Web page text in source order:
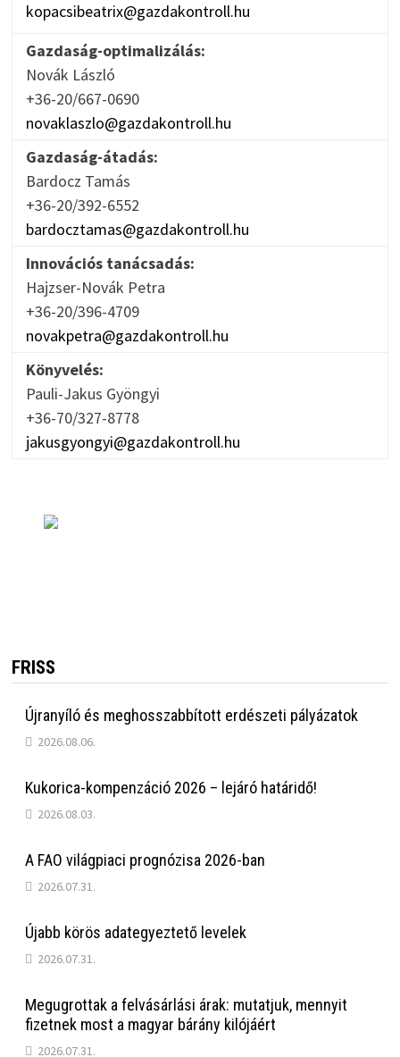
kopacsibeatrix@gazdakontroll.hu
Gazdaság-optimalizálás:
Novák László
+36-20/667-0690
novaklaszlo@gazdakontroll.hu
Gazdaság-átadás:
Bardocz Tamás
+36-20/392-6552
bardocztamas@gazdakontroll.hu
Innovációs tanácsadás:
Hajzser-Novák Petra
+36-20/396-4709
novakpetra@gazdakontroll.hu
Könyvelés:
Pauli-Jakus Gyöngyi
+36-70/327-8778
jakusgyongyi@gazdakontroll.hu
FRISS
Újranyíló és meghosszabbított erdészeti pályázatok
2026.08.06.
Kukorica-kompenzáció 2026 – lejáró határidő!
2026.08.03.
A FAO világpiaci prognózisa 2026-ban
2026.07.31.
Újabb körös adategyeztető levelek
2026.07.31.
Megugrottak a felvásárlási árak: mutatjuk, mennyit
fizetnek most a magyar bárány kilójáért
2026.07.31.